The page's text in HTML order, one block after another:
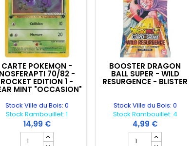
- FLAMME OBSIDIENNES "OCCASION"
POKEMON - GOLEMASTOC V 182/203 - EVOLUTION
CARTE POKEMON -
NOSFERAPTI 70/82 -
ROCKET EDITION 1 -
MINT "OCCASION"
Stock Ville du Bois: 0
Stock Rambouillet: 1
14,99 €
Champ quantité du produit CARTE POKEMON -
BOOSTER DRAGON
BALL SUPER - WILD
RESURGENCE - BLISTER
Stock Ville du Bois: 0
Stock Rambouillet: 4
4,99 €
Champ quantité du